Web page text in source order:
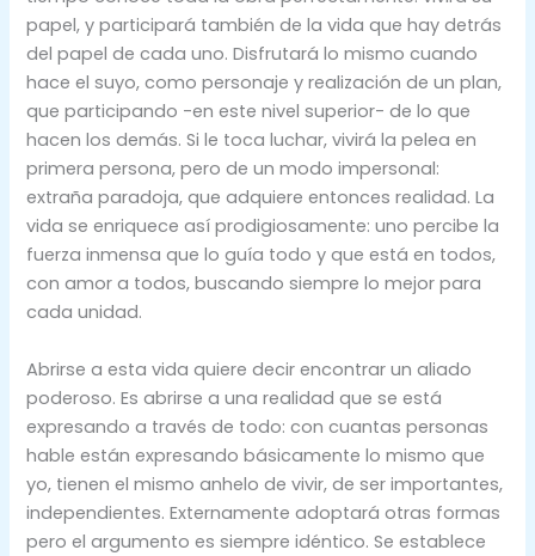
papel, y participará también de la vida que hay detrás
del papel de cada uno. Disfrutará lo mismo cuando
hace el suyo, como personaje y realización de un plan,
que participando -en este nivel superior- de lo que
hacen los demás. Si le toca luchar, vivirá la pelea en
primera persona, pero de un modo impersonal:
extraña paradoja, que adquiere entonces realidad. La
vida se enriquece así prodigiosamente: uno percibe la
fuerza inmensa que lo guía todo y que está en todos,
con amor a todos, buscando siempre lo mejor para
cada unidad.
Abrirse a esta vida quiere decir encontrar un aliado
poderoso. Es abrirse a una realidad que se está
expresando a través de todo: con cuantas personas
hable están expresando básicamente lo mismo que
yo, tienen el mismo anhelo de vivir, de ser importantes,
independientes. Externamente adoptará otras formas
pero el argumento es siempre idéntico. Se establece